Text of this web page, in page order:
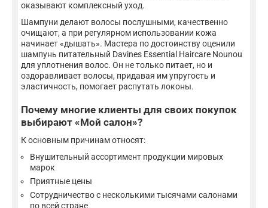
оказывают комплексный уход.
Шампуни делают волосы послушными, качественно
очищают, а при регулярном использовании кожа
начинает «дышать». Мастера по достоинству оценили
шампунь питательный Davines Essential Haircare Nounou
для уплотнения волос. Он не только питает, но и
оздоравливает волосы, придавая им упругость и
эластичность, помогает распутать локоны.
Почему многие клиенты для своих покупок
выбирают «Мой салон»?
К основным причинам относят:
Внушительный ассортимент продукции мировых
марок
Приятные цены
Сотрудничество с несколькими тысячами салонами
по всей стране